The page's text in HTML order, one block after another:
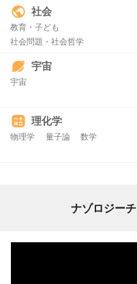
社会
教育・子ども
社会問題・社会哲学
宇宙
宇宙
理化学
物理学 量子論 数学
ナゾロジー